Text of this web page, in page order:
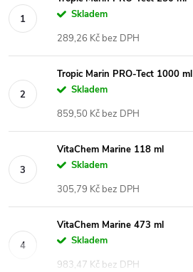
Skladem
289,26 Kč bez DPH
Tropic Marin PRO-Tect 1000 ml
Skladem
859,50 Kč bez DPH
VitaChem Marine 118 ml
Skladem
305,79 Kč bez DPH
VitaChem Marine 473 ml
Skladem
983,47 Kč bez DPH